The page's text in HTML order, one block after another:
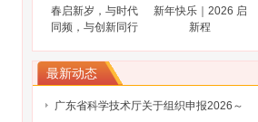
春启新岁，与时代
同频，与创新同行
新年快乐｜2026 启
新程
最新动态
广东省科学技术厅关于组织申报2026～